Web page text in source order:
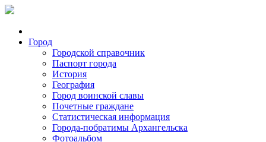
Город
Городской справочник
Паспорт города
История
География
Город воинской славы
Почетные граждане
Статистическая информация
Города-побратимы Архангельска
Фотоальбом